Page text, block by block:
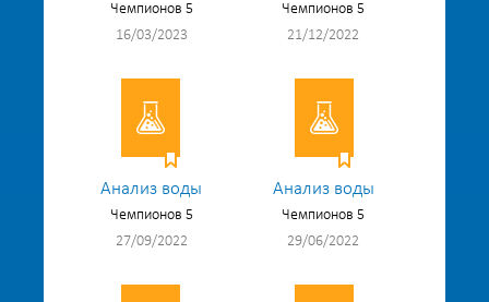
Чемпионов 5
16/03/2023
Чемпионов 5
21/12/2022
Анализ воды
Чемпионов 5
27/09/2022
Анализ воды
Чемпионов 5
29/06/2022